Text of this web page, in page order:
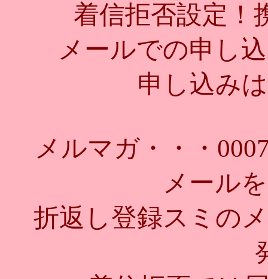
着信拒否設定！
メールでの申し
申し込み
メルマガ・・・
メール
折返し登録スミの